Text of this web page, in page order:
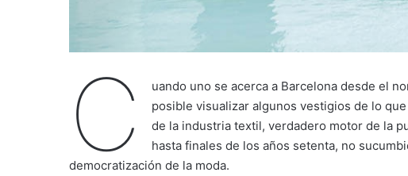
C
uando uno se acerca a Barcelona desde el
posible visualizar algunos vestigios de lo
de la industria textil, verdadero motor de la
hasta finales de los años setenta, no
democratización de la moda.